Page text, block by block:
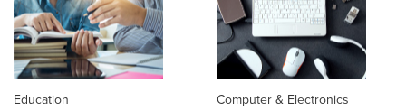
Education Computer & Electronics